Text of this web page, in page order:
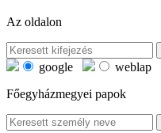
Az oldalon
google
weblap
Főegyházmegyei papok